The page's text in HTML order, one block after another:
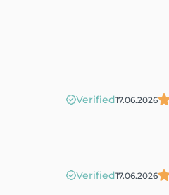
Verified17.06.2026
Verified17.06.2026